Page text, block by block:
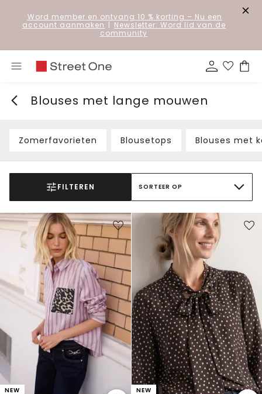
Word member en ontvang 10 % korting – Nu een
account aanmaken | Newsletter: Word lid van de
community
Blouses met lange mouwen
Zomerfavorieten Blousetops Blouses met
FILTEREN SORTEER OP
NEW NEW